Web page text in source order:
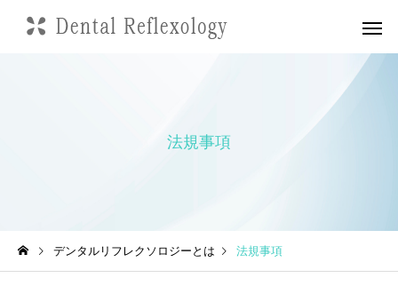
法規事項
デンタルリフレクソロジーとは 法規事項